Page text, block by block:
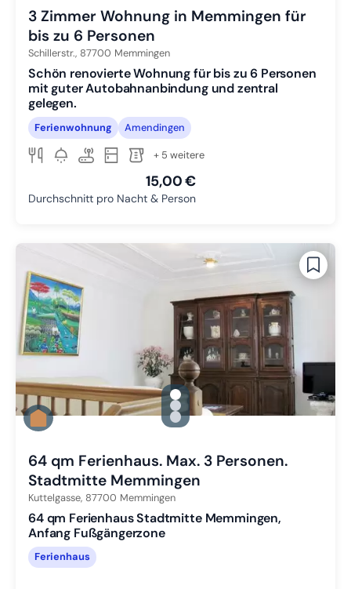
3 Zimmer Wohnung in Memmingen für
bis zu 6 Personen
Schillerstr., 87700 Memmingen
Schön renovierte Wohnung für bis zu 6 Personen
mit guter Autobahnanbindung und zentral
gelegen.
Ferienwohnung Amendingen
+ 5 weitere
15,00 €
Durchschnitt pro Nacht & Person
gallery.slide_selector
Zu Slide 1 wechseln
Zu Slide 2 wechseln
Zu Slide 3 wechseln
64 qm Ferienhaus. Max. 3 Personen.
Stadtmitte Memmingen
Kuttelgasse, 87700 Memmingen
64 qm Ferienhaus Stadtmitte Memmingen,
Anfang Fußgängerzone
Ferienhaus